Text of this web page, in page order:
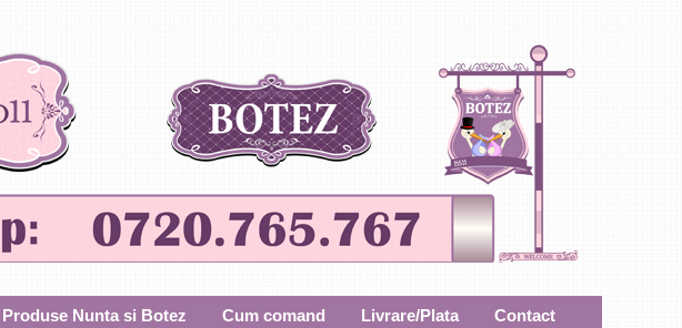
Produse Nunta si Botez Cum comand Livrare/Plata Contact